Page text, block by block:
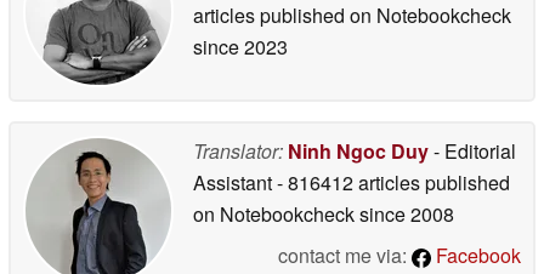
articles published on Notebookcheck
since 2023
Translator: Ninh Ngoc Duy- Editorial
Assistant- 816412 articles published
on Notebookchecksince 2008
contact me via:
Facebook